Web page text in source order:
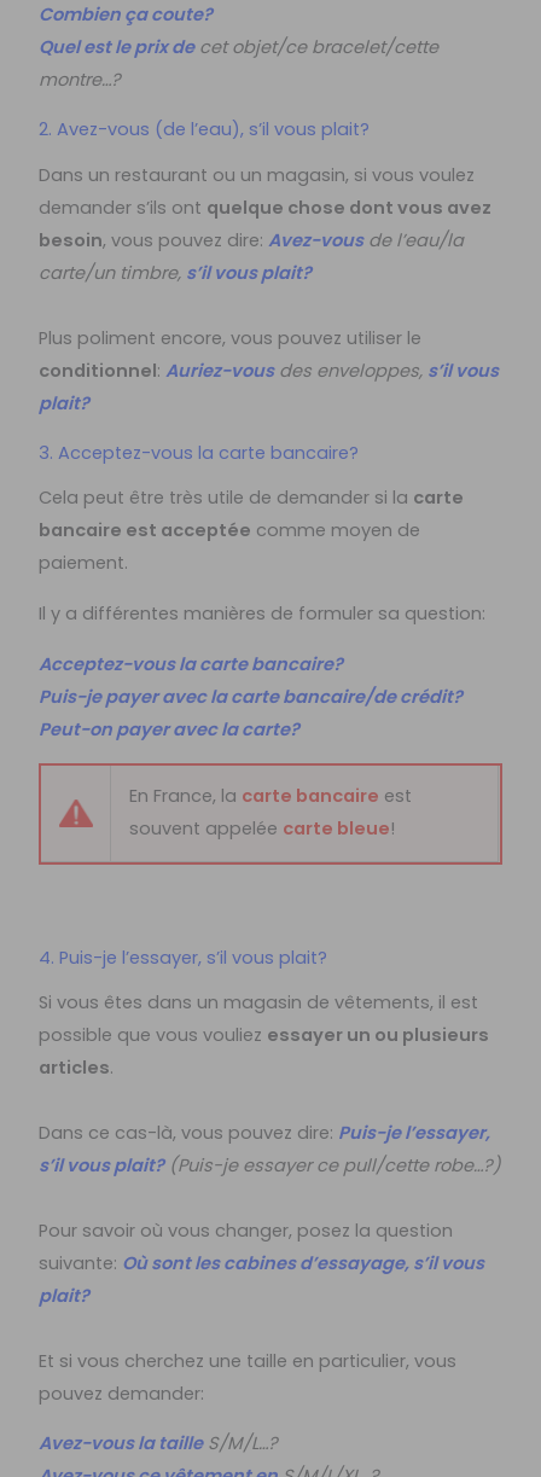
Combien ça coute?
Quel est le prix decet objet/ce bracelet/cette
montre…?
2. Avez-vous (de l’eau), s’il vous plait?
Dans un restaurant ou un magasin, si vous voulez
demander s’ils ont quelque chose dont vous avez
besoin,vous pouvez dire:Avez-vous del’eau/la
carte/untimbre, s’il vous plait?
Plus poliment encore, vous pouvez utiliser le
conditionnel:Auriez-vousdes enveloppes, s’il vous
plait?
3. Acceptez-vous la carte bancaire?
Cela peut être très utile de demander si la carte
bancaire est acceptée comme moyen de
paiement.
Il y a différentes manières de formuler sa question:
Acceptez-vous la carte bancaire?
Puis-je payer avec la carte bancaire/de crédit?
Peut-on payer avec la carte?
En France, la carte bancaire est
souvent appelée carte bleue!
4. Puis-je l’essayer, s’il vous plait?
Si vous êtes dans un magasin de vêtements, il est
possible que vous vouliez essayer un ou plusieurs
articles.
Dans ce cas-là, vous pouvez dire: Puis-je l’essayer,
s’il vous plait?(Puis-je essayer ce pull/cette robe…?)
Pour savoir où vous changer, posez la question
suivante: Où sont les cabines d’essayage, s’il vous
plait?
Et si vous cherchez une taille en particulier, vous
pouvez demander:
Avez-vous la tailleS/M/L…?